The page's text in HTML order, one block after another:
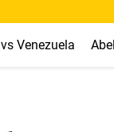
Venezuela